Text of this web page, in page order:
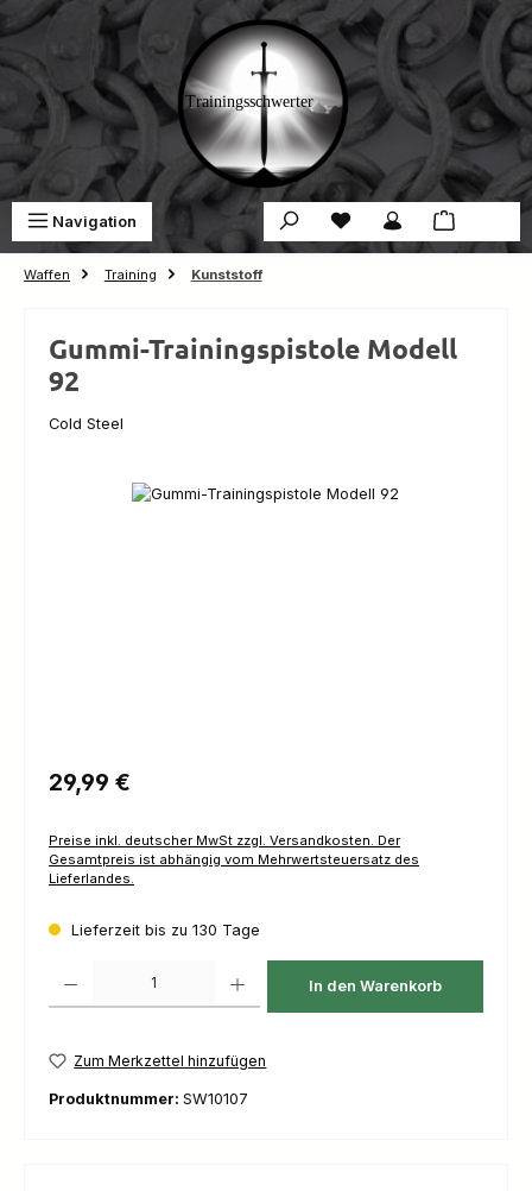
Zum Hauptinhalt springen
Navigation Du hast 0 Produkte auf
Waffen Training Kunststoff
Gummi-Trainingspistole Modell
92
Cold Steel
Bildergalerie überspringen
Regulärer Preis:
29,99 €
Preise inkl. deutscher MwSt zzgl. Versandkosten. Der
Gesamtpreis ist abhängig vom Mehrwertsteuersatz des
Lieferlandes.
Lieferzeit bis zu 130 Tage
In den Warenkorb
Zum Merkzettel hinzufügen
Produktnummer: SW10107